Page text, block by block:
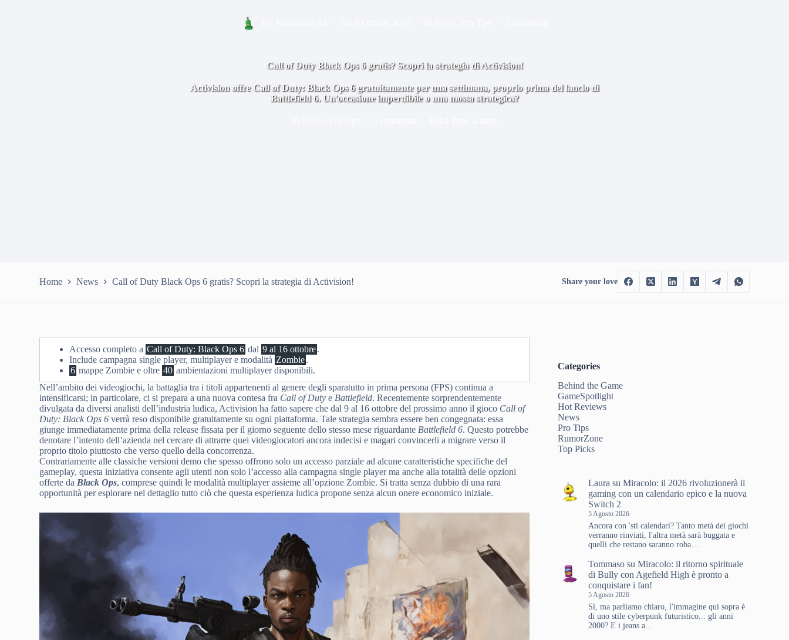
Call of Duty Black Ops 6 gratis? Scopri la strategia di Activision!
Activision offre Call of Duty: Black Ops 6 gratuitamente per una settimana, proprio prima del lancio di
Battlefield 6. Un'occasione imperdibile o una mossa strategica?
Home News Call of Duty Black Ops 6 gratis? Scopri la strategia di Activision! Share your love
Accesso completo a Call of Duty: Black Ops 6 dal 9 al 16 ottobre.
Include campagna single player, multiplayer e modalità Zombie.
6 mappe Zombie e oltre 40 ambientazioni multiplayer disponibili.
Nell’ambito dei videogiochi, la battaglia tra i titoli appartenenti al genere degli sparatutto in prima persona (FPS) continua a
intensificarsi; in particolare, ci si prepara a una nuova contesa fra Call of Duty e Battlefield. Recentemente sorprendentemente
divulgata da diversi analisti dell’industria ludica, Activision ha fatto sapere che dal 9 al 16 ottobre del prossimo anno il gioco Call of
Duty: Black Ops 6 verrà reso disponibile gratuitamente su ogni piattaforma. Tale strategia sembra essere ben congegnata: essa
giunge immediatamente prima della release fissata per il giorno seguente dello stesso mese riguardante Battlefield 6. Questo potrebbe
denotare l’intento dell’azienda nel cercare di attrarre quei videogiocatori ancora indecisi e magari convincerli a migrare verso il
proprio titolo piuttosto che verso quello della concorrenza.
Contrariamente alle classiche versioni demo che spesso offrono solo un accesso parziale ad alcune caratteristiche specifiche del
gameplay, questa iniziativa consente agli utenti non solo l’accesso alla campagna single player ma anche alla totalità delle opzioni
offerte da Black Ops, comprese quindi le modalità multiplayer assieme all’opzione Zombie. Si tratta senza dubbio di una rara
opportunità per esplorare nel dettaglio tutto ciò che questa esperienza ludica propone senza alcun onere economico iniziale.
Categories
Behind the Game
GameSpotlight
Hot Reviews
News
Pro Tips
RumorZone
Top Picks
Laura suMiracolo: il 2026 rivoluzionerà il
gaming con un calendario epico e la nuova
Switch 2
5 Agosto 2026
Ancora con 'sti calendari? Tanto metà dei giochi
verranno rinviati, l'altra metà sarà buggata e
quelli che restano saranno roba…
Tommaso suMiracolo: il ritorno spirituale
di Bully con Agefield High è pronto a
conquistare i fan!
5 Agosto 2026
Sì, ma parliamo chiaro, l'immagine qui sopra è
di uno stile cyberpunk futuristico... gli anni
2000? E i jeans a…